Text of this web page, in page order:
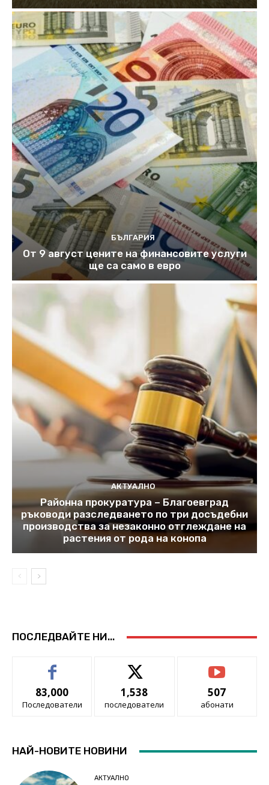
БЪЛГАРИЯ
От 9 август цените на финансовите услуги
ще са само в евро
АКТУАЛНО
Районна прокуратура – Благоевград
ръководи разследването по три досъдебни
производства за незаконно отглеждане на
растения от рода на конопа
ПОСЛЕДВАЙТЕ НИ...
83,000
Последователи
1,538
последователи
507
абонати
НАЙ-НОВИТЕ НОВИНИ
АКТУАЛНО